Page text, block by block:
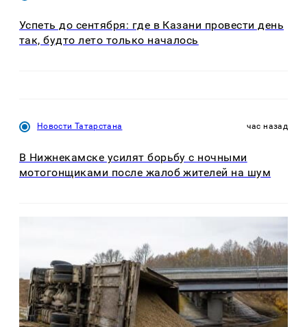
Успеть до сентября: где в Казани провести день
так, будто лето только началось
Новости Татарстана час назад
В Нижнекамске усилят борьбу с ночными
мотогонщиками после жалоб жителей на шум